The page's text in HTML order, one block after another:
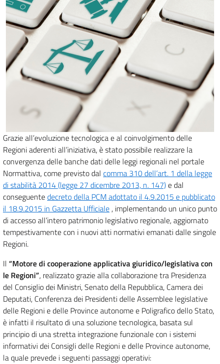
Grazie all’evoluzione tecnologica e al coinvolgimento delle
Regioni aderenti all’iniziativa, è stato possibile realizzare la
convergenza delle banche dati delle leggi regionali nel portale
Normattiva, come previsto dal comma 310 dell’art. 1 della legge
di stabilità 2014 (legge 27 dicembre 2013, n. 147)e dal
conseguentedecreto della PCM adottato il 4.9.2015 e pubblicato
il 18.9.2015 in Gazzetta Ufficiale , implementando un unico punto
di accesso all’intero patrimonio legislativo regionale, aggiornato
tempestivamente con i nuovi atti normativi emanati dalle singole
Regioni.
Il “Motore di cooperazione applicativa giuridico/legislativa con
le Regioni”, realizzato grazie alla collaborazione tra Presidenza
del Consiglio dei Ministri, Senato della Repubblica, Camera dei
Deputati, Conferenza dei Presidenti delle Assemblee legislative
delle Regioni e delle Province autonome e Poligrafico dello Stato,
è infatti il risultato di una soluzione tecnologica, basata sul
principio di una stretta integrazione funzionale con i sistemi
informativi dei Consigli delle Regioni e delle Province autonome,
la quale prevede i seguenti passaggi operativi: